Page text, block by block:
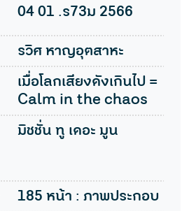
04 01 .ร73ม 2566
รวิศ หาญอุตสาหะ
เมื่อโลกเสียงดังเกินไป =
Calm in the chaos
มิชชั่น ทู เดอะ มูน
185 หน้า : ภาพประกอบ